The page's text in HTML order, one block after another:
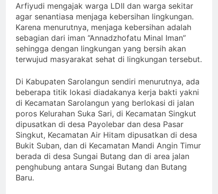
Arfiyudi mengajak warga LDII dan warga sekitar
agar senantiasa menjaga kebersihan lingkungan.
Karena menurutnya, menjaga kebersihan adalah
sebagian dari iman “Annadzhofatu Minal Iman”
sehingga dengan lingkungan yang bersih akan
terwujud masyarakat sehat di lingkungan tersebut.
Di Kabupaten Sarolangun sendiri menurutnya, ada
beberapa titik lokasi diadakanya kerja bakti yakni
di Kecamatan Sarolangun yang berlokasi di jalan
poros Kelurahan Suka Sari, di Kecamatan Singkut
dipusatkan di desa Payolebar dan desa Pasar
Singkut, Kecamatan Air Hitam dipusatkan di desa
Bukit Suban, dan di Kecamatan Mandi Angin Timur
berada di desa Sungai Butang dan di area jalan
penghubung antara Sungai Butang dan Butang
Baru.